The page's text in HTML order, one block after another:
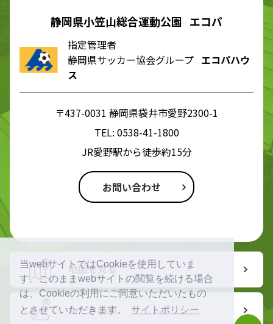
当webサイトではCookieを使用していま
す。このままwebサイトの閲覧を続ける場合
は、Cookieの利用にご同意いただいたもの
とさせていただきます。
サイトポリシー
静岡県小笠山総合運動公園 エコパ
指定管理者
静岡県サッカー協会グループ エコパハウ
ス
〒437-0031 静岡県袋井市愛野2300-1
TEL: 0538-41-1800
JR愛野駅から徒歩約15分
お問い合わせ
地図を見る
ルート検索